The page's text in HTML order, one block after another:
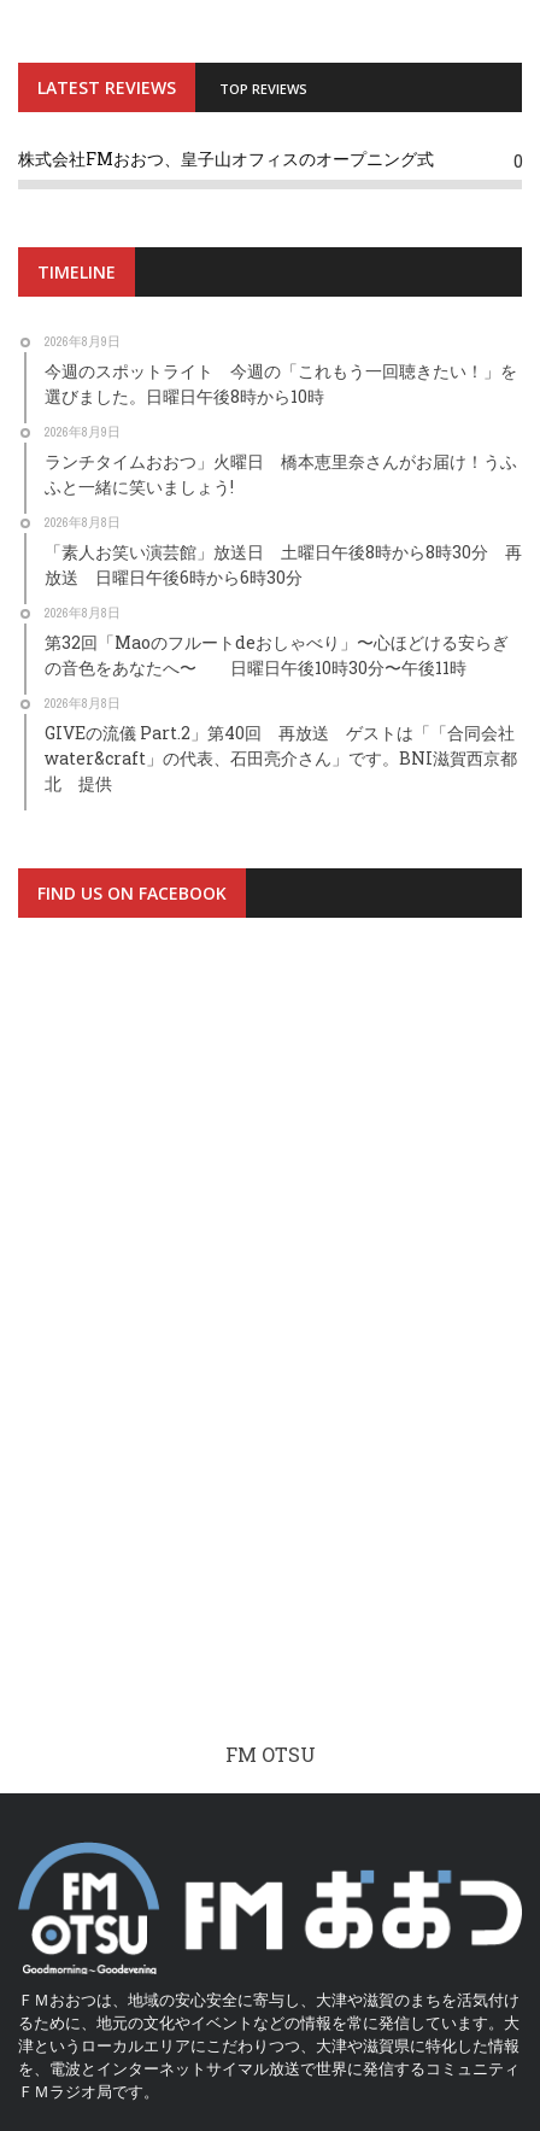
LATEST REVIEWS TOP REVIEWS
株式会社FMおおつ、皇子山オフィスのオープニング式 0
TIMELINE
2026年8月9日
今週のスポットライト 今週の「これもう一回聴きたい！」を
選びました。日曜日午後8時から10時
2026年8月9日
ランチタイムおおつ」火曜日 橋本恵里奈さんがお届け！うふ
ふと一緒に笑いましょう!
2026年8月8日
「素人お笑い演芸館」放送日 土曜日午後8時から8時30分 再
放送 日曜日午後6時から6時30分
2026年8月8日
第32回「Maoのフルートdeおしゃべり」〜心ほどける安らぎ
の音色をあなたへ〜 日曜日午後10時30分〜午後11時
2026年8月8日
GIVEの流儀 Part.2」第40回 再放送 ゲストは「「合同会社
water&craft」の代表、石田亮介さん」です。BNI滋賀西京都
北 提供
FIND US ON FACEBOOK
FM OTSU
ＦＭおおつは、地域の安心安全に寄与し、大津や滋賀のまちを活気付け
るために、地元の文化やイベントなどの情報を常に発信しています。大
津というローカルエリアにこだわりつつ、大津や滋賀県に特化した情報
を、電波とインターネットサイマル放送で世界に発信するコミュニティ
ＦＭラジオ局です。